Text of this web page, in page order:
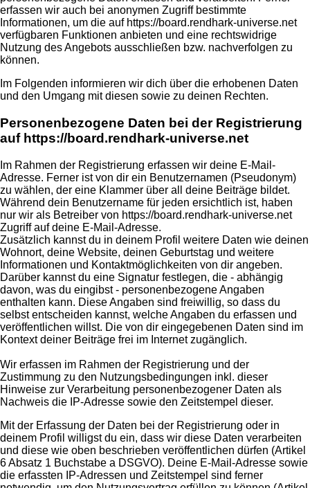
erfassen wir auch bei anonymen Zugriff bestimmte
Informationen, um die auf https://board.rendhark-universe.net
verfügbaren Funktionen anbieten und eine rechtswidrige
Nutzung des Angebots ausschließen bzw. nachverfolgen zu
können.
Im Folgenden informieren wir dich über die erhobenen Daten
und den Umgang mit diesen sowie zu deinen Rechten.
Personenbezogene Daten bei der Registrierung
auf https://board.rendhark-universe.net
Im Rahmen der Registrierung erfassen wir deine E-Mail-
Adresse. Ferner ist von dir ein Benutzernamen (Pseudonym)
zu wählen, der eine Klammer über all deine Beiträge bildet.
Während dein Benutzername für jeden ersichtlich ist, haben
nur wir als Betreiber von https://board.rendhark-universe.net
Zugriff auf deine E-Mail-Adresse.
Zusätzlich kannst du in deinem Profil weitere Daten wie deinen
Wohnort, deine Website, deinen Geburtstag und weitere
Informationen und Kontaktmöglichkeiten von dir angeben.
Darüber kannst du eine Signatur festlegen, die - abhängig
davon, was du eingibst - personenbezogene Angaben
enthalten kann. Diese Angaben sind freiwillig, so dass du
selbst entscheiden kannst, welche Angaben du erfassen und
veröffentlichen willst. Die von dir eingegebenen Daten sind im
Kontext deiner Beiträge frei im Internet zugänglich.
Wir erfassen im Rahmen der Registrierung und der
Zustimmung zu den Nutzungsbedingungen inkl. dieser
Hinweise zur Verarbeitung personenbezogener Daten als
Nachweis die IP-Adresse sowie den Zeitstempel dieser.
Mit der Erfassung der Daten bei der Registrierung oder in
deinem Profil willigst du ein, dass wir diese Daten verarbeiten
und diese wie oben beschrieben veröffentlichen dürfen (Artikel
6 Absatz 1 Buchstabe a DSGVO). Deine E-Mail-Adresse sowie
die erfassten IP-Adressen und Zeitstempel sind ferner